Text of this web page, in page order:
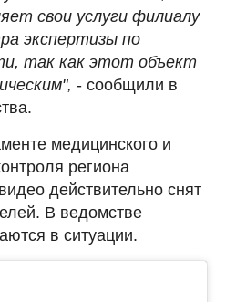
свои услуги филиалу
экспертизы по
так как этот объект
- сообщили в
медицинского и
региона
действительно снят
В ведомстве
в ситуации.